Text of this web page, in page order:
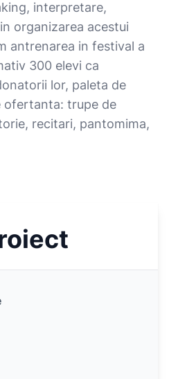
interpretare,
organizarea acestui
antrenarea in festival a
300 elevi ca
lor, paleta de
ofertanta: trupe de
recitari, pantomima,